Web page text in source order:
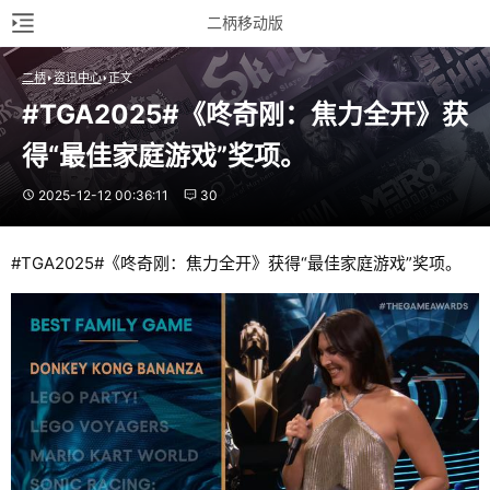
二柄移动版
二柄 资讯中心 正文
#TGA2025#《咚奇刚：焦力全开》获
得“最佳家庭游戏”奖项。
2025-12-12 00:36:11 30
#TGA2025#《咚奇刚：焦力全开》获得“最佳家庭游戏”奖项。